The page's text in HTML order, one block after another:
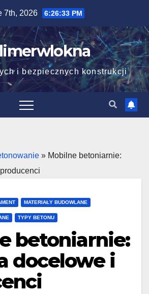
7th, 2026 6:26:35 PM
i bezpiecznych konstrukcji
» Mobilne betoniarnie:
MATERIAŁY BUDOWLANE
TYPY BETONU
betoniarnie:
docelowe i